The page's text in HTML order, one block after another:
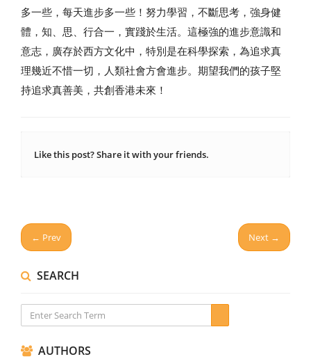
多一些，每天進步多一些！努力學習，不斷思考，強身健
體，知、思、行合一，實踐於生活。這極強的進步意識和
意志，廣存於西方文化中，特別是在科學探索，為追求真
理幾近不惜一切，人類社會方會進步。期望我們的孩子堅
持追求真善美，共創香港未來！
Like this post? Share it with your friends.
← Prev Next →
SEARCH
AUTHORS